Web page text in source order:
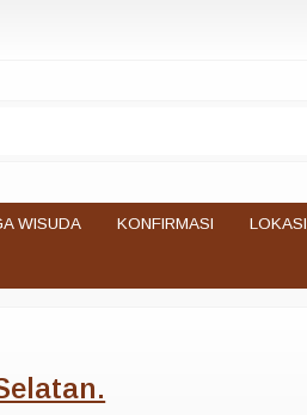
WISUDA KONFIRMASI LOKASI